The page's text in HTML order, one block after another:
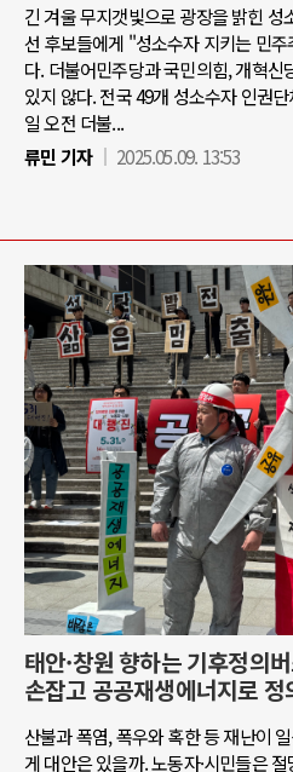
긴 겨울 무지갯빛으로 광장을 밝힌
선 후보들에게 "성소수자 지키는 민
다. 더불어민주당과 국민의힘, 개혁
있지 않다. 전국 49개 성소수자 인권
일 오전 더불...
류민 기자
2025.05.09. 13:53
태안·창원 향하는 기후정의
손잡고 공공재생에너지로
산불과 폭염, 폭우와 혹한 등 재난이
게 대안은 있을까. 노동자·시민들은